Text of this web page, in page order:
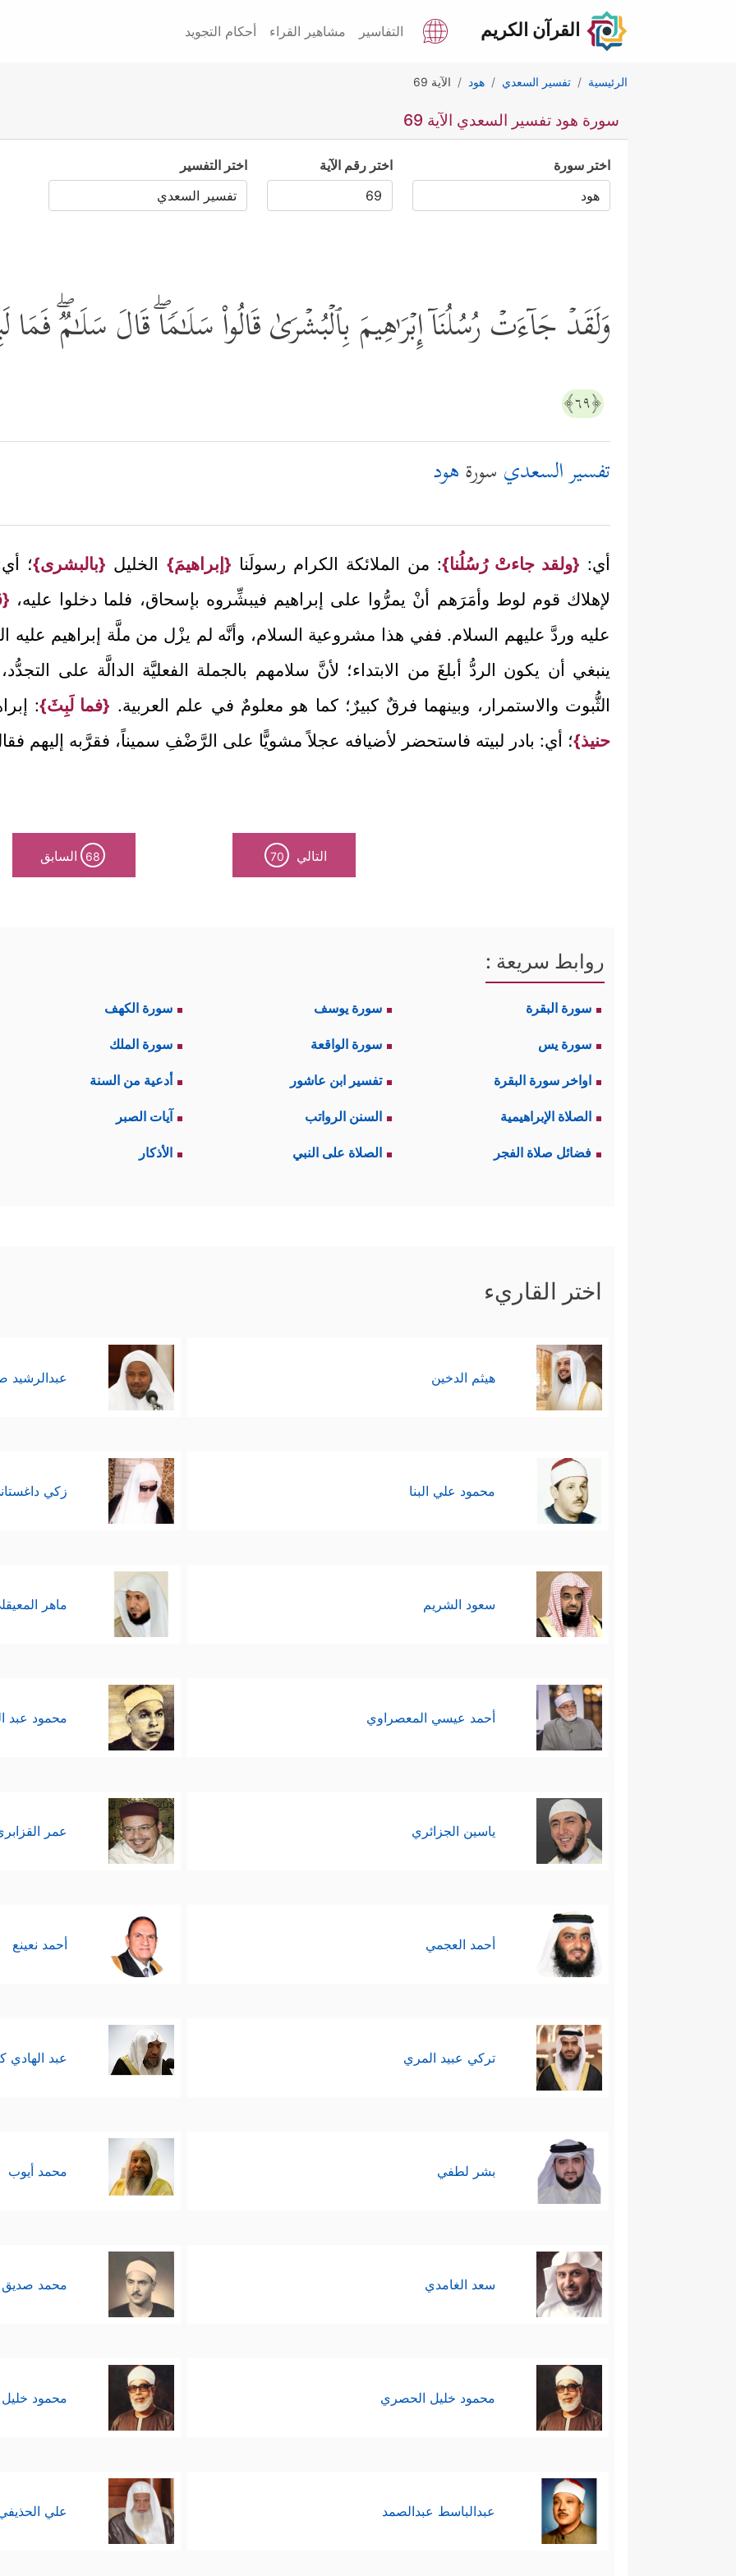
القرآن الكريم التفاسير مشاهير القراء أحكام التجويد
الرئيسية تفسير السعدي هود الآية 69
سورة هود تفسير السعدي الآية 69
اختر سورة اختر رقم الآية اختر التفسير
وَلَقَدۡ جَاۤءَتۡ رُسُلُنَاۤ إِبۡرَ ٰ⁠هِیمَ بِٱلۡبُشۡرَىٰ قَالُواْ سَلَـٰمࣰاۖ قَالَ سَلَـٰمࣱۖ
﴿٦٩﴾
تفسير السعدي سورةهود
أي: {ولقد جاءتْ رُسُلُنا}: من الملائكة الكرام رسولَنا {إبراهيمَ} الخليل {بالبشرى}؛
لإهلاك قوم لوط وأمَرَهم أنْ يمرُّوا على إبراهيم فيبشِّروه بإسحاق، فلما دخلوا عليه،
عليه وردَّ عليهم السلام. ففي هذا مشروعية السلام، وأنَّه لم يزْل من ملَّة إبراهيم عليه
ينبغي أن يكون الردُّ أبلغَ من الابتداء؛ لأنَّ سلامهم بالجملة الفعليَّة الدالَّة على
الثُّبوت والاستمرار، وبينهما فرقٌ كبيرٌ؛ كما هو معلومٌ في علم العربية. {فما لَبِثَ}:
حنيذ}؛ أي: بادر لبيته فاستحضر لأضيافه عجلاً مشويًّا على الرَّضْفِ سميناً، فقرَّبه إليهم
التالي 70
68 السابق
روابط سريعة :
سورة البقرة سورة يوسف سورة الكهف
سورة يس سورة الواقعة سورة الملك
اواخر سورة البقرة تفسير ابن عاشور أدعية من السنة
الصلاة الإبراهيمية السنن الرواتب آيات الصبر
فضائل صلاة الفجر الصلاة على النبي الأذكار
اختر القاريء
هيثم الدخين عبدالرشيد
محمود علي البنا زكي
سعود الشريم ماهر
أحمد عيسي المعصراوي محمود عبد
ياسين الجزائري عمر
أحمد العجمي أحمد نعينع
تركي عبيد المري عبد الهادي
بشر لطفي محمد أيوب
سعد الغامدي محمد صديق
محمود خليل الحصري محمود
عبدالباسط عبدالصمد علي